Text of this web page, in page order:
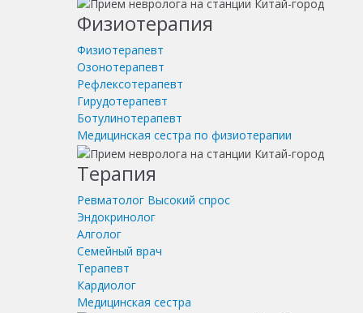
Физиотерапия
Физиотерапевт
Озонотерапевт
Рефлексотерапевт
Гирудотерапевт
Ботулинотерапевт
Медицинская сестра по физиотерапии
Терапия
Ревматолог Высокий спрос
Эндокринолог
Алголог
Семейный врач
Терапевт
Кардиолог
Медицинская сестра